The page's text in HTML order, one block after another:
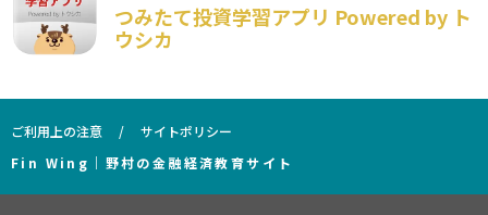
つみたて投資学習アプリ Powered by ト
ウシカ
ご利用上の注意
サイトポリシー
Fin Wing｜野村の金融経済教育サイト